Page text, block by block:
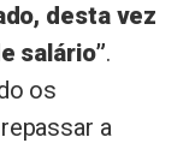
desta vez
salário”.
os
a